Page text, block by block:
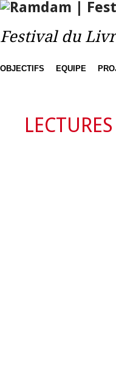
Festival du
OBJECTIFS EQUIPE